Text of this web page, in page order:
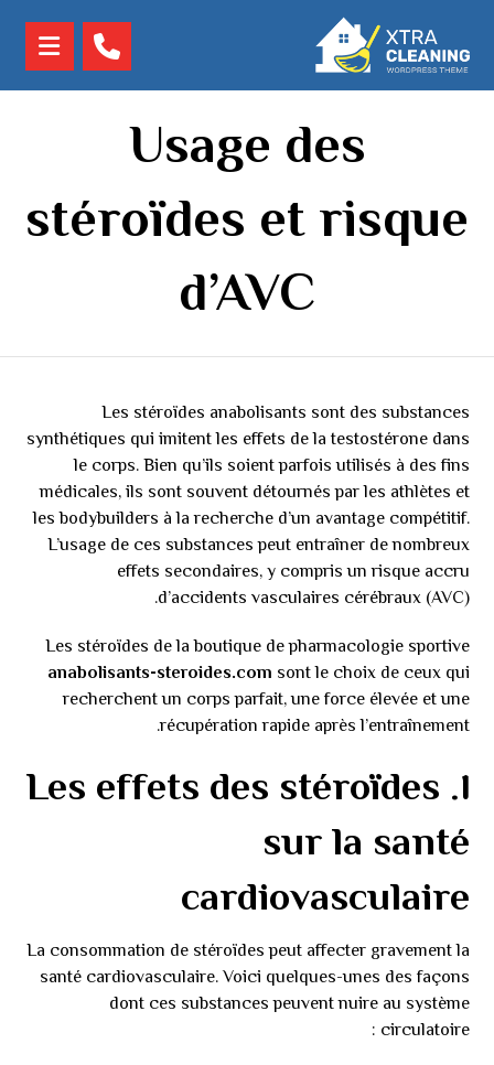
Usage des
stéroïdes et risque
d’AVC
Les stéroïdes anabolisants sont des substances
synthétiques qui imitent les effets de la testostérone dans
le corps. Bien qu’ils soient parfois utilisés à des fins
médicales, ils sont souvent détournés par les athlètes et
les bodybuilders à la recherche d’un avantage compétitif.
L’usage de ces substances peut entraîner de nombreux
effets secondaires, y compris un risque accru
d’accidents vasculaires cérébraux (AVC).
Les stéroïdes de la boutique de pharmacologie sportive
anabolisants-steroides.com sont le choix de ceux qui
recherchent un corps parfait, une force élevée et une
récupération rapide après l’entraînement.
١. Les effets des stéroïdes
sur la santé
cardiovasculaire
La consommation de stéroïdes peut affecter gravement la
santé cardiovasculaire. Voici quelques-unes des façons
dont ces substances peuvent nuire au système
circulatoire :